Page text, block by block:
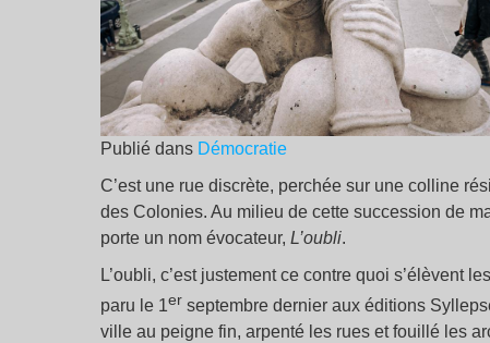
Publié dans Démocratie
C’est une rue discrète, perchée sur une colline
des Colonies. Au milieu de cette succession de
porte un nom évocateur, L’oubli.
L’oubli, c’est justement ce contre quoi s’élèvent
paru le 1er septembre dernier aux éditions
ville au peigne fin, arpenté les rues et fouillé les